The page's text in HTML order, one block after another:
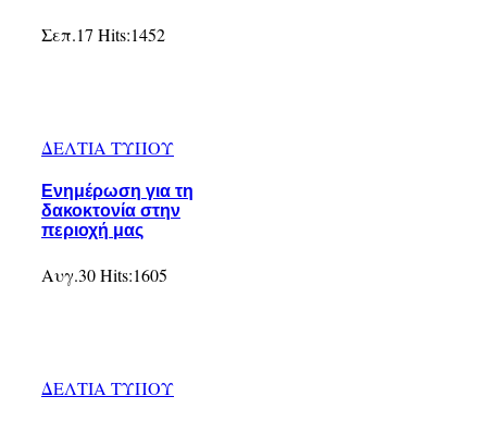
Σεπ.17 Hits:1452
ΔΕΛΤΙΑ ΤΥΠΟΥ
Ενημέρωση για τη
δακοκτονία στην
περιοχή μας
Αυγ.30Hits:1605
ΔΕΛΤΙΑ ΤΥΠΟΥ